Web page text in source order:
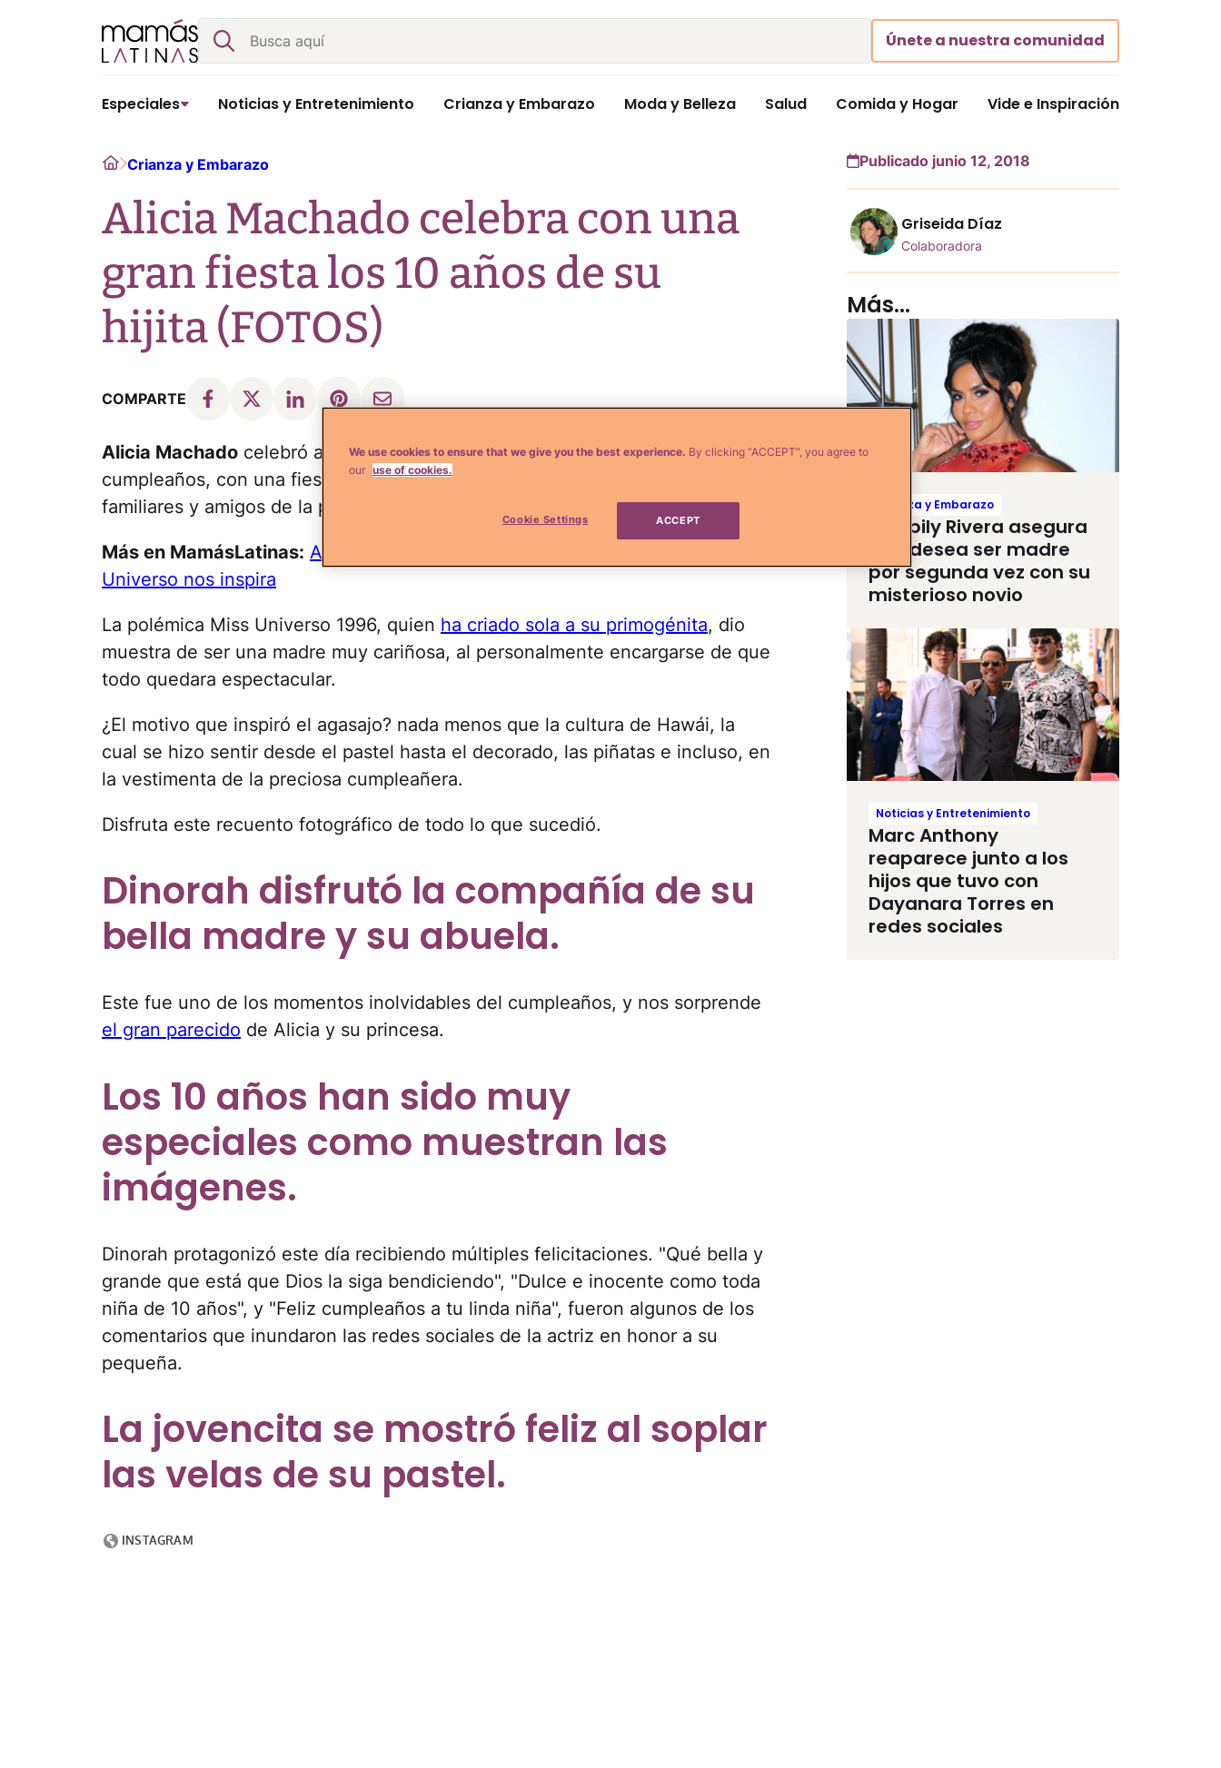
Buscar
Únete a nuestra comunidad
Especiales Noticias y Entretenimiento Crianza y Embarazo Moda y Belleza Salud Comida y Hogar Vide e Inspiración
HomeCrianza y Embarazo
Alicia Machado celebra con una
gran fiesta los 10 años de su
hijita (FOTOS)
COMPARTE
Alicia Machado celebró a su hijita Dinorah Valentina con motivo de su décimo
cumpleaños, con una fiesta realizada en Los Ángeles a la que acudieron
familiares y amigos de la princesita.
Más en MamásLatinas: Alicia Machado: 12 razones por las que la exMiss
Universo nos inspira
La polémica Miss Universo 1996, quien ha criado sola a su primogénita, dio
muestra de ser una madre muy cariñosa, al personalmente encargarse de que
todo quedara espectacular.
¿El motivo que inspiró el agasajo? nada menos que la cultura de Hawái, la
cual se hizo sentir desde el pastel hasta el decorado, las piñatas e incluso, en
la vestimenta de la preciosa cumpleañera.
Disfruta este recuento fotográfico de todo lo que sucedió.
Dinorah disfrutó la compañía de su
bella madre y su abuela.
Este fue uno de los momentos inolvidables del cumpleaños, y nos sorprende
el gran parecido de Alicia y su princesa.
Los 10 años han sido muy
especiales como muestran las
imágenes.
Dinorah protagonizó este día recibiendo múltiples felicitaciones. "Qué bella y
grande que está que Dios la siga bendiciendo", "Dulce e inocente como toda
niña de 10 años", y "Feliz cumpleaños a tu linda niña", fueron algunos de los
comentarios que inundaron las redes sociales de la actriz en honor a su
pequeña.
La jovencita se mostró feliz al soplar
las velas de su pastel.
Publicado junio 12, 2018
Griseida Díaz
Colaboradora
Más...
Crianza y Embarazo
Maripily Rivera asegura
que desea ser madre
por segunda vez con su
misterioso novio
Noticias y Entretenimiento
Marc Anthony
reaparece junto a los
hijos que tuvo con
Dayanara Torres en
redes sociales
We use cookies to ensure that we give you the best experience. By clicking “ACCEPT”, you agree to
our use of cookies.
Cookie Settings ACCEPT